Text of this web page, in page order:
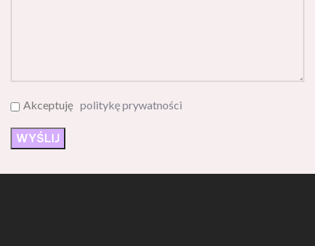
Akceptuję politykę prywatności